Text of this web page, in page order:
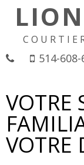
514-
VOTRE
VOTRE